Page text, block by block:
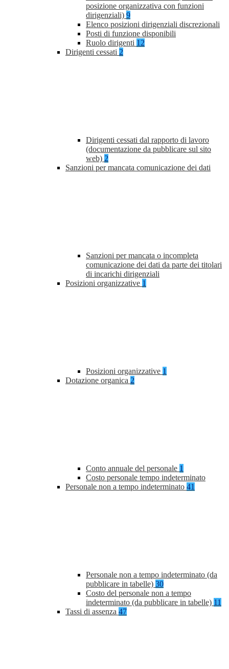
posizione organizzativa con funzioni
dirigenziali) 9
Elenco posizioni dirigenziali discrezionali
Posti di funzione disponibili
Ruolo dirigenti 12
Dirigenti cessati 2
Dirigenti cessati dal rapporto di lavoro
(documentazione da pubblicare sul sito
web) 2
Sanzioni per mancata comunicazione dei dati
Sanzioni per mancata o incompleta
comunicazione dei dati da parte dei titolari
di incarichi dirigenziali
Posizioni organizzative 1
Posizioni organizzative 1
Dotazione organica 2
Conto annuale del personale 1
Costo personale tempo indeterminato
Personale non a tempo indeterminato 41
Personale non a tempo indeterminato (da
pubblicare in tabelle) 30
Costo del personale non a tempo
indeterminato (da pubblicare in tabelle) 11
Tassi di assenza 47